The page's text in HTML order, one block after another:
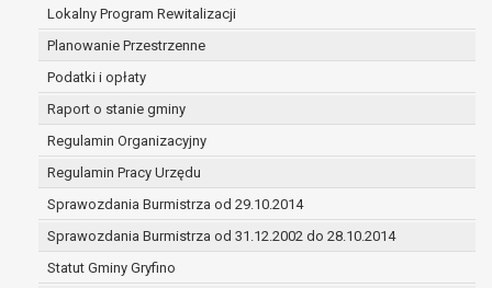
Lokalny Program Rewitalizacji
Planowanie Przestrzenne
Podatki i opłaty
Raport o stanie gminy
Regulamin Organizacyjny
Regulamin Pracy Urzędu
Sprawozdania Burmistrza od 29.10.2014
Sprawozdania Burmistrza od 31.12.2002 do 28.10.2014
Statut Gminy Gryfino
(merytorycznych), a także obowiązków i
zadań zleconych przez instytucje
nadrzędne wobec Gminy;
zawarcia i realizacji umów;
ochrony żywotnych interesów osoby, której
dane dotyczą, lub innej osoby fizycznej;
wykonania zadania realizowanego w
interesie publicznym lub w ramach
sprawowania władzy publicznej
powierzonej administratorowi;
w pozostałych przypadkach dane osobowe
przetwarzane są wyłącznie na podstawie